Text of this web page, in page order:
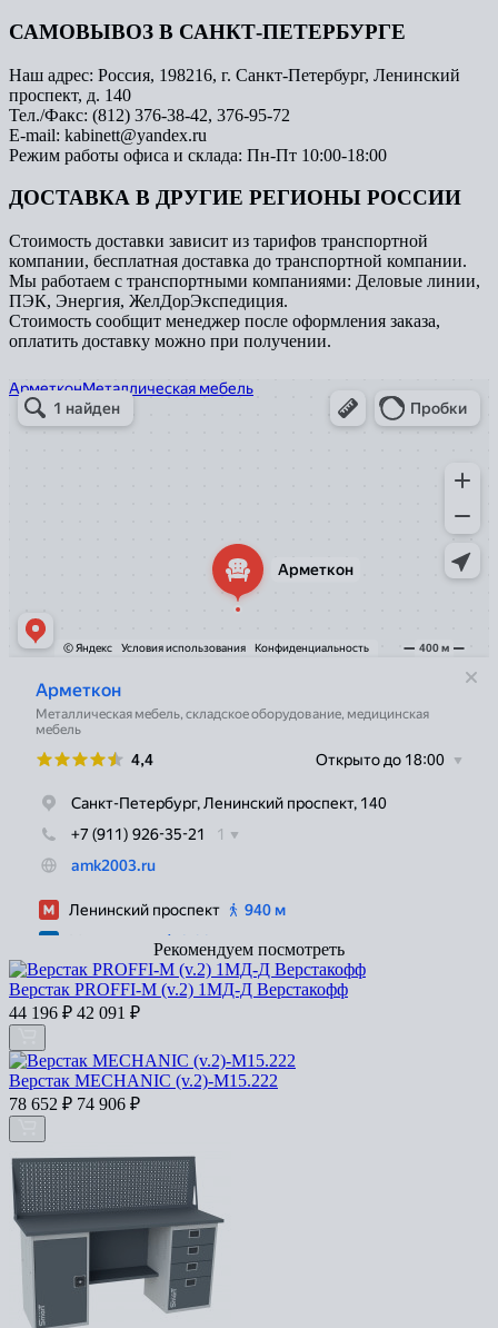
САМОВЫВОЗ В САНКТ-ПЕТЕРБУРГЕ
Наш адрес: Россия, 198216, г. Санкт-Петербург, Ленинский
проспект, д. 140
Тел./Факс: (812) 376-38-42, 376-95-72
E-mail: kabinett@yandex.ru
Режим работы офиса и склада: Пн-Пт 10:00-18:00
ДОСТАВКА В ДРУГИЕ РЕГИОНЫ РОССИИ
Стоимость доставки зависит из тарифов транспортной
компании, бесплатная доставка до транспортной компании.
Мы работаем с транспортными компаниями: Деловые линии,
ПЭК, Энергия, ЖелДорЭкспедиция.
Стоимость сообщит менеджер после оформления заказа,
оплатить доставку можно при получении.
Арметкон
Металлическая мебель в Санкт‑Петербурге
Торговое оборудование в Санкт‑Петербурге
Рекомендуем посмотреть
Верстак PROFFI-M (v.2) 1МД-Д Верстакофф
44 196 ₽ 42 091 ₽
Верстак MECHANIC (v.2)-М15.222
78 652 ₽ 74 906 ₽